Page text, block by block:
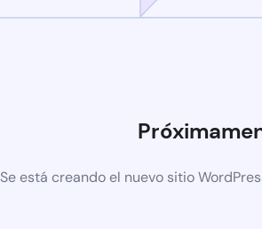
Se está creando el nuevo sitio